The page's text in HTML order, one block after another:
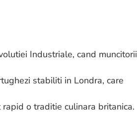
Industriale, cand muncitorii
stabiliti in Londra, care
o traditie culinara britanica.